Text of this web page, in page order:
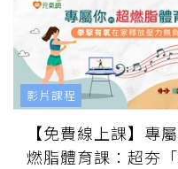
【免費線上課】專
燃脂體育課：超夯
影片課程